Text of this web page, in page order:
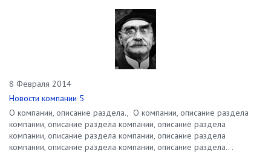
8 Февраля 2014
Новости компании 5
О компании, описание раздела., О компании, описание раздела
компании, описание раздела компании, описание раздела
компании, описание раздела компании, описание раздела
компании, описание раздела компании, описание раздела.. .